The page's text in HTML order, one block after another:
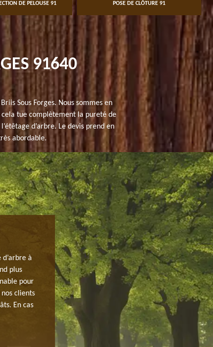
DE PELOUSE 91 POSE DE CLÔTURE 91
91640
Sous Forges. Nous sommes en
cela tue complètement la pureté de
d’arbre. Le devis prend en
abordable.
à
plus
pour
clients
En cas
REVENDIQUER UN DEVIS
FORGES.
Pour faciliter la réalisation de votre projet concernant
vous contacter une entreprise ; sachez qu’il est
Grâce à ce document, vous aurez la connaissance sur
dans ce projet, le prix de main d’œuvre de cette
veuillez mettre en contact avec JH elagage qui se situe
pouvez lui demander un devis gratuit pour réaliser vos
l’établissement d’un devis sera fait 24 heures après